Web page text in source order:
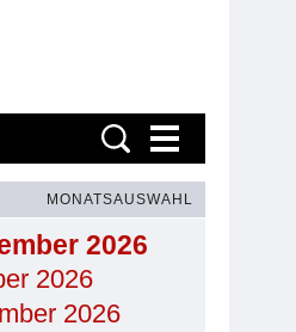
MONATSAUSWAHL
2026
2026
2026